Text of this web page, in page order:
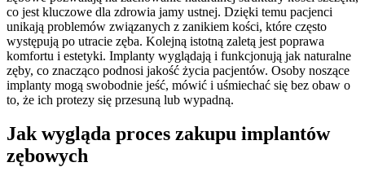
co jest kluczowe dla zdrowia jamy ustnej. Dzięki temu pacjenci
unikają problemów związanych z zanikiem kości, które często
występują po utracie zęba. Kolejną istotną zaletą jest poprawa
komfortu i estetyki. Implanty wyglądają i funkcjonują jak naturalne
zęby, co znacząco podnosi jakość życia pacjentów. Osoby noszące
implanty mogą swobodnie jeść, mówić i uśmiechać się bez obaw o
to, że ich protezy się przesuną lub wypadną.
Jak wygląda proces zakupu implantów
zębowych